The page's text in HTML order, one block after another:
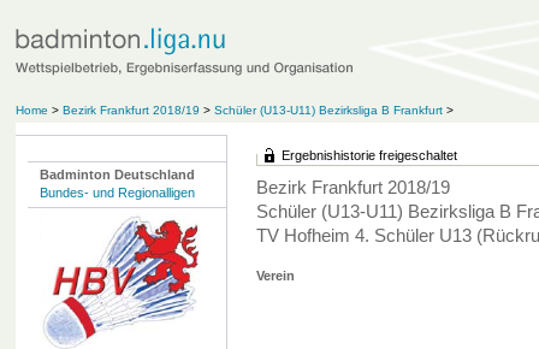
Home > Bezirk Frankfurt 2018/19 > Schüler (U13-U11) Bezirksliga B Frankfurt>
Badminton Deutschland
Bundes- und Regionalligen
Ergebnishistorie freigeschaltet
Bezirk Frankfurt 2018/19
Schüler (U13-U11) Bezirksliga B
TV Hofheim 4. Schüler U13
Verein